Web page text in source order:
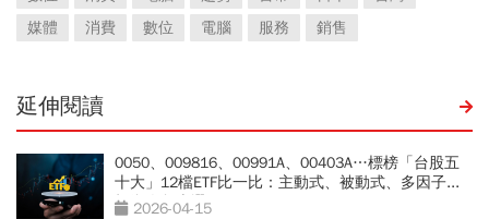
媒體
消費 數位 電腦 服務 銷售
延伸閱讀
0050、009816、00991A、00403A…標榜「台股五
十大」12檔ETF比一比：主動式、被動式、多因子...
投資人怎麼選？
2026-04-15